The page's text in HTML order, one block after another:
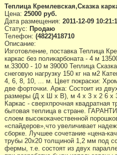
Теплица Кремлевская,Сказка
Цена: 25000 руб.
Дата размещения: 2011-12-09
Статус: Продаю
Телефон: (4822)418710
Описание:
Изготовление, поставка Теплица
каркас без поликарбоната - 4 м
м.33000 - 10 м 39000 Теплица
снеговую нагрузку 150 кг на м2
4, 6, 8, 10, ... м. Цвет покраски:
две форточки. Арка: Состоит из
размеры (Д х Ш х В), м 4 x 3 x 2 6 х
Каркас - сверхпрочная
бытовая теплица в стране.
слоем высококачественной
«спайдеров»,что увеличивает
сборке. Лучшее сочетание «цена-
трубы 20х20 толщиной 1,2 мм под
фермы, т.е. состоят из двух